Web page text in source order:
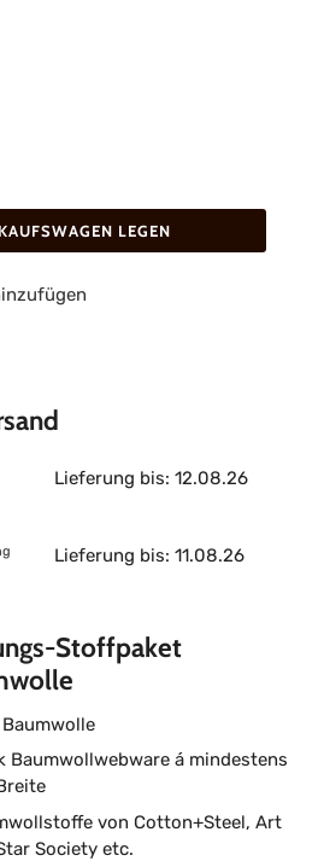
LEGEN
Lieferung bis: 12.08.26
Lieferung bis: 11.08.26
Stoffpaket
Baumwollwebware á mindestens
von Cotton+Steel, Art
Society etc.